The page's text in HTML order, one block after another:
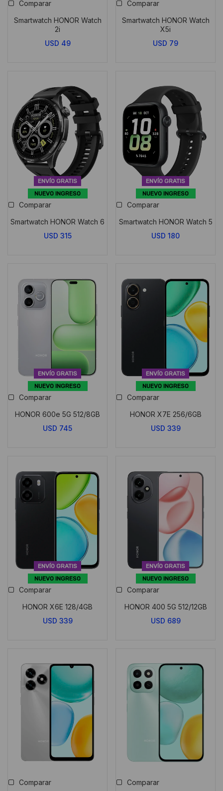
Comparar
Smartwatch HONOR Watch
2i
USD 49
Comparar
Smartwatch HONOR Watch
X5i
USD 79
NUEVO INGRESO
ENVÍO GRATIS
Comparar
Smartwatch HONOR Watch 6
USD 315
NUEVO INGRESO
ENVÍO GRATIS
Comparar
Smartwatch HONOR Watch 5
USD 180
NUEVO INGRESO
ENVÍO GRATIS
Comparar
HONOR 600e 5G 512/8GB
USD 745
NUEVO INGRESO
ENVÍO GRATIS
Comparar
HONOR X7E 256/6GB
USD 339
NUEVO INGRESO
ENVÍO GRATIS
Comparar
HONOR X6E 128/4GB
USD 339
NUEVO INGRESO
ENVÍO GRATIS
Comparar
HONOR 400 5G 512/12GB
USD 689
Comparar
Comparar